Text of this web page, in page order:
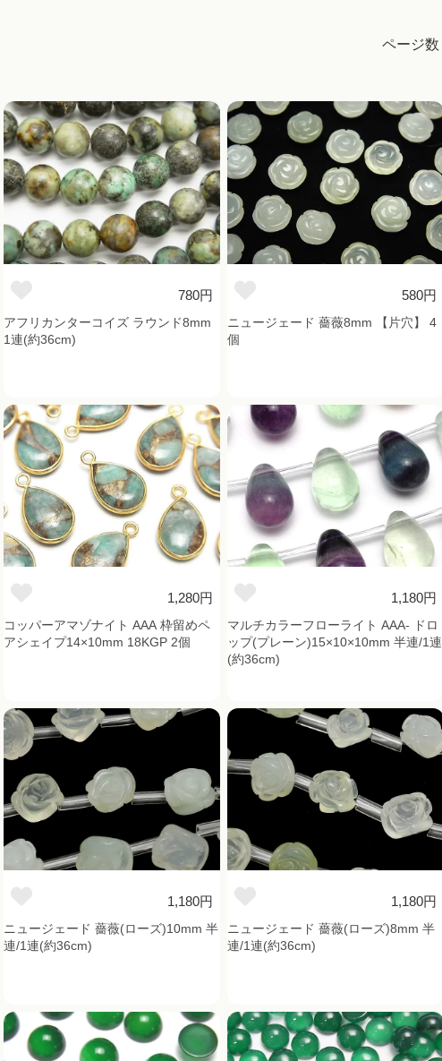
ページ数
780円
アフリカンターコイズ ラウンド8mm
1連(約36cm)
580円
ニュージェード 薔薇8mm 【片穴】 4
個
1,280円
コッパーアマゾナイト AAA 枠留めペ
アシェイプ14×10mm 18KGP 2個
1,180円
マルチカラーフローライト AAA- ドロ
ップ(プレーン)15×10×10mm 半連/1連
(約36cm)
1,180円
ニュージェード 薔薇(ローズ)10mm 半
連/1連(約36cm)
1,180円
ニュージェード 薔薇(ローズ)8mm 半
連/1連(約36cm)